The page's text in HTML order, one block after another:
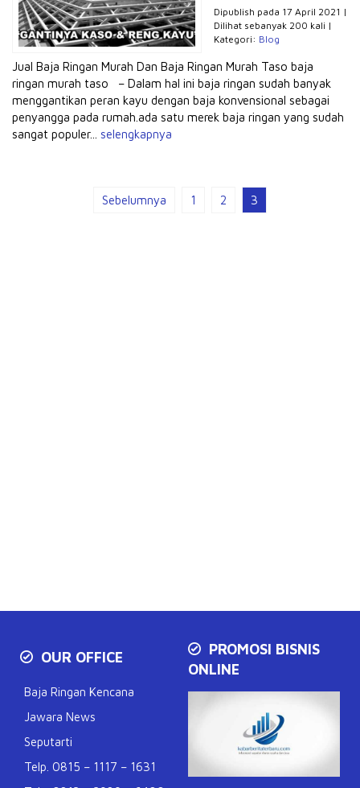
Dipublish pada 17 April 2021 |
Dilihat sebanyak 200 kali |
Kategori: Blog
Jual Baja Ringan Murah Dan Baja Ringan Murah Taso baja
ringan murah taso – Dalam hal ini baja ringan sudah banyak
menggantikan peran kayu dengan baja konvensional sebagai
penyangga pada rumah.ada satu merek baja ringan yang sudah
sangat populer... selengkapnya
Sebelumnya 1 2 3
OUR OFFICE
Baja Ringan Kencana
Jawara News
Seputarti
Telp. 0815 – 1117 – 1631
PROMOSI BISNIS
ONLINE